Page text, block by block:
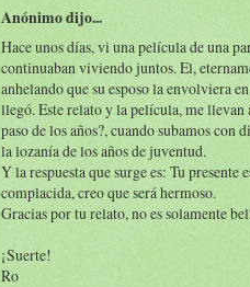
Anónimo dijo...
Hace unos días, vi una película de una
continuaban viviendo juntos. El,
anhelando que su esposo la envolviera
llegó. Este relato y la película, me
paso de los años?, cuando subamos
la lozanía de los años de juventud.
Y la respuesta que surge es: Tu
complacida, creo que será hermoso.
Gracias por tu relato, no es solamente
¡Suerte!
Ro